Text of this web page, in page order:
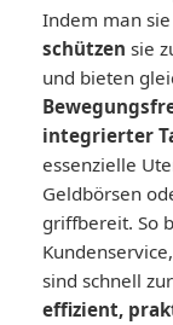
Indem man
schützen sie
und bieten
integrierter
essenzielle
Geldbörsen
griffbereit. So
sind schnell
effizient,